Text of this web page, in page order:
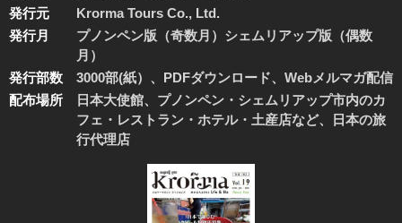
発行元
Krorma Tours Co., Ltd.
発行月
プノンペン版（奇数月）シェムリアップ版（偶数
月）
発行部数
3000部(紙）、PDFダウンロード、Webメルマガ配信
配布場所
日本大使館、プノンペン・シェムリアップ市内のカ
フェ・レストラン・ホテル・土産店など、日本の旅
行代理店